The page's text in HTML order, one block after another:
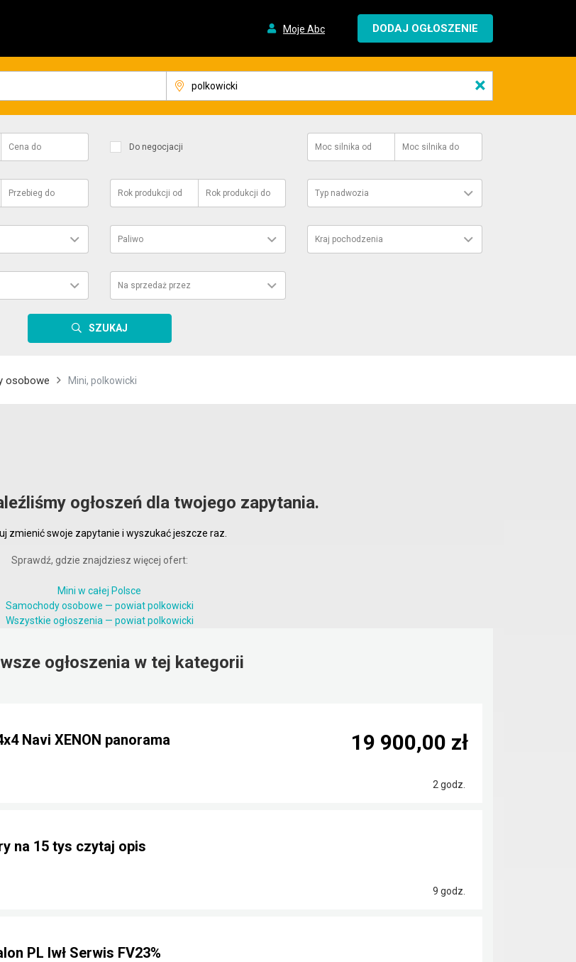
Moje Abc DODAJ OGŁOSZENIE
×
Cena do Do negocjacji Moc silnika od Moc silnika do
Przebieg do Rok produkcji od Rok produkcji do Typ nadwozia
Paliwo Kraj pochodzenia
Na sprzedaż przez
SZUKAJ
osobowe Mini, polkowicki
ogłoszeń dla twojego zapytania.
zmienić swoje zapytanie i wyszukać jeszcze raz.
Sprawdź, gdzie znajdziesz więcej ofert:
Mini w całej Polsce
Samochody osobowe — powiat polkowicki
Wszystkie ogłoszenia — powiat polkowicki
ogłoszenia w tej kategorii
Navi XENON panorama
2 godz.
19 900,00 zł
na 15 tys czytaj opis
9 godz.
PL Iwł Serwis FV23%